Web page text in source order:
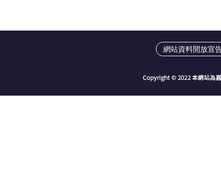
網站資料開放宣